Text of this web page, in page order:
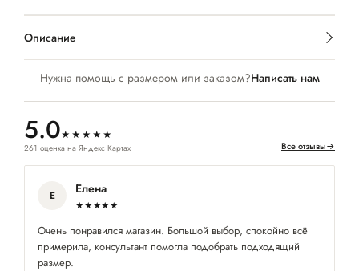
Нужна помощь с размером или заказом?Написать нам
5.0★★★★★
261 оценка на Яндекс Картах Все отзывы→
Е Елена
★★★★★
Очень понравился магазин. Большой выбор, спокойно всё
примерила, консультант помогла подобрать подходящий
размер.
Описание